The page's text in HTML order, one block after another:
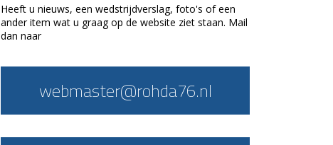
Heeft u nieuws, een wedstrijdverslag, foto's of een
ander item wat u graag op de website ziet staan. Mail
dan naar
webmaster@rohda76.nl